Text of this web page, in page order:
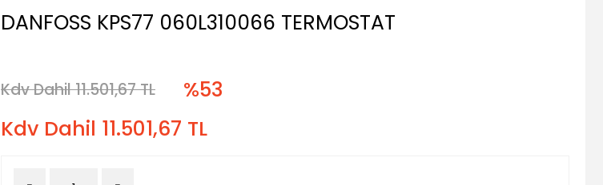
DANFOSS KPS77 060L310066 TERMOSTAT
Kdv Dahil 11.501,67 TL
%53
Kdv Dahil 11.501,67 TL